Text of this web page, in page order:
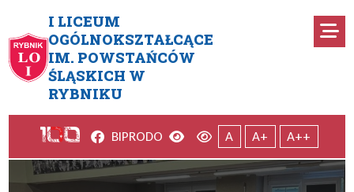
I LICEUM
OGÓLNOKSZTAŁCĄCE
IM. POWSTAŃCÓW
ŚLĄSKICH W
RYBNIKU
Spotkanie z policjantem
Facebook
BIPRODO Wersja kontrastowa
Wersja domyślna
A A+ A++